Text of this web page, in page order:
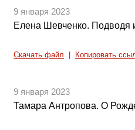
9 января 2023
Елена Шевченко. Подводя
Скачать файл Копировать
9 января 2023
Тамара Антропова. О